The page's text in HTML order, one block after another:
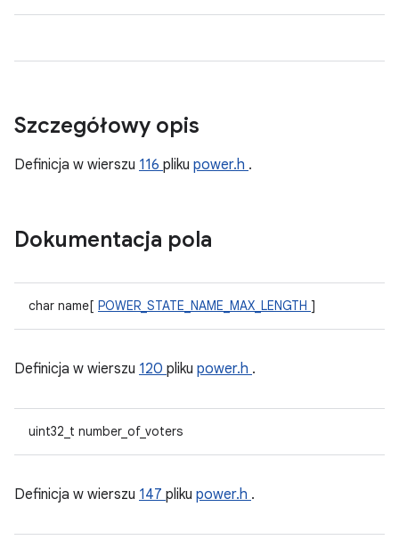
Szczegółowy opis
Definicja w wierszu 116 pliku power.h .
Dokumentacja pola
char name[ POWER_STATE_NAME_MAX_LENGTH ]
Definicja w wierszu 120 pliku power.h .
uint32_t number_of_voters
Definicja w wierszu 147 pliku power.h .